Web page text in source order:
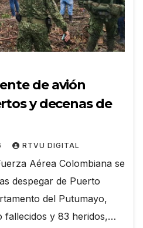
de avión
y decenas de
RTVU DIGITAL
Aérea Colombiana se
despegar de Puerto
del Putumayo,
fallecidos y 83 heridos,…